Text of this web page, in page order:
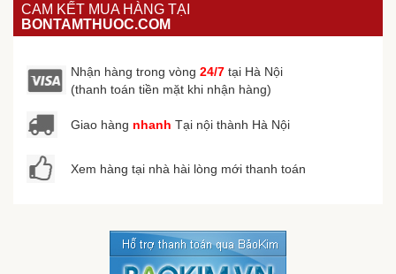
CAM KẾT MUA HÀNG TẠI
BONTAMTHUOC.COM
Nhận hàng trong vòng 24/7 tại Hà Nội
(thanh toán tiền mặt khi nhận hàng)
Giao hàng nhanh Tại nội thành Hà Nội
Xem hàng tại nhà hài lòng mới thanh toán